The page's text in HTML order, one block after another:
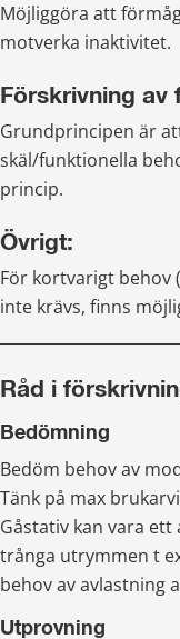
Möjliggöra att
motverka inaktivitet.
Förskrivning av
Grundprincipen är
skäl/funktionella
princip.
Övrigt:
För kortvarigt behov
inte krävs, finns
Råd i
Bedömning
Bedöm behov av
Tänk på max
Gåstativ kan vara
trånga utrymmen t
behov av avlastning
Utprovning